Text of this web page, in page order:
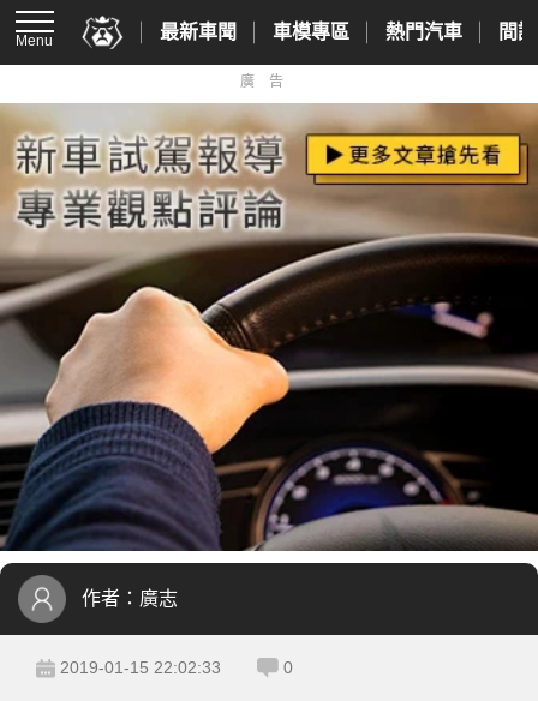
Menu 最新車聞 車模專區 熱門汽車 間
廣告
作者： 廣志
2019-01-15 22:02:33 0